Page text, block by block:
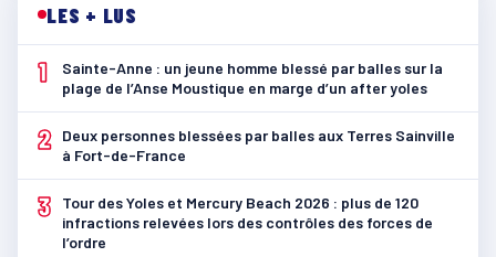
LES + LUS
1
Sainte-Anne : un jeune homme blessé par balles sur la
plage de l’Anse Moustique en marge d’un after yoles
2
Deux personnes blessées par balles aux Terres Sainville
à Fort-de-France
3
Tour des Yoles et Mercury Beach 2026 : plus de 120
infractions relevées lors des contrôles des forces de
l’ordre